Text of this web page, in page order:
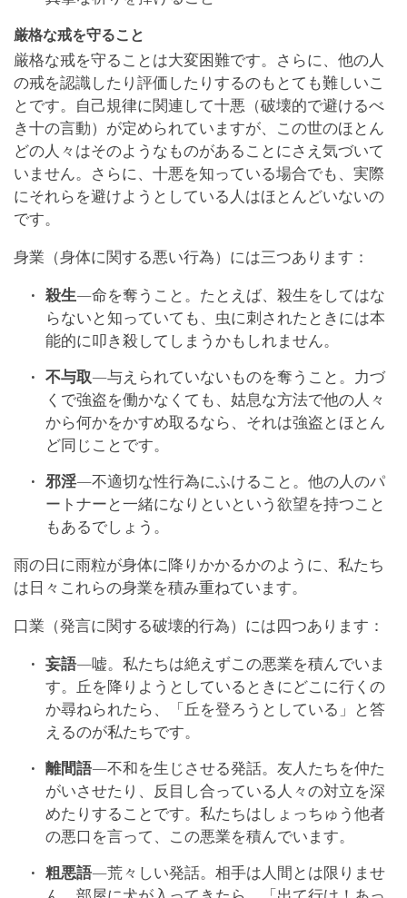
厳格な戒を守ること
厳格な戒を守ることは大変困難です。さらに、他の人
の戒を認識したり評価したりするのもとても難しいこ
とです。自己規律に関連して十悪（破壊的で避けるべ
き十の言動）が定められていますが、この世のほとん
どの人々はそのようなものがあることにさえ気づいて
いません。さらに、十悪を知っている場合でも、実際
にそれらを避けようとしている人はほとんどいないの
です。
身業（身体に関する悪い行為）には三つあります：
殺生―命を奪うこと。たとえば、殺生をしてはな
らないと知っていても、虫に刺されたときには本
能的に叩き殺してしまうかもしれません。
不与取―与えられていないものを奪うこと。力づ
くで強盗を働かなくても、姑息な方法で他の人々
から何かをかすめ取るなら、それは強盗とほとん
ど同じことです。
邪淫―不適切な性行為にふけること。他の人のパ
ートナーと一緒になりといという欲望を持つこと
もあるでしょう。
雨の日に雨粒が身体に降りかかるかのように、私たち
は日々これらの身業を積み重ねています。
口業（発言に関する破壊的行為）には四つあります：
妄語―嘘。私たちは絶えずこの悪業を積んでいま
す。丘を降りようとしているときにどこに行くの
か尋ねられたら、「丘を登ろうとしている」と答
えるのが私たちです。
離間語―不和を生じさせる発話。友人たちを仲た
がいさせたり、反目し合っている人々の対立を深
めたりすることです。私たちはしょっちゅう他者
の悪口を言って、この悪業を積んでいます。
粗悪語―荒々しい発話。相手は人間とは限りませ